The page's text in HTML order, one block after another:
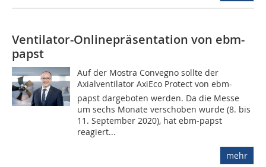
Ventilator-Onlinepräsentation von ebm-
papst
Auf der Mostra Convegno sollte der
Axialventilator AxiEco Protect von ebm-
papst dargeboten werden. Da die Messe
um sechs Monate verschoben wurde (8. bis
11. September 2020), hat ebm-papst
reagiert...
mehr